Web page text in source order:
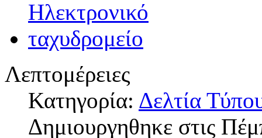
Λεπτομέρειες
Κατηγορία: Δελτία
Δημιουργηθηκε στις